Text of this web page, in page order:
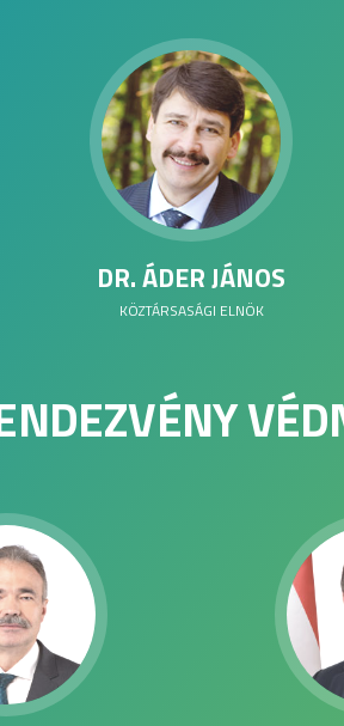
DR. ÁDER JÁNOS
KÖZTÁRSASÁGI ELNÖK